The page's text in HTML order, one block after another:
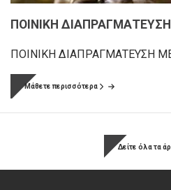
ΠΟΙΝΙΚΗ ΔΙΑΠΡΑΓΜΑΤΕΥΣΗ
ΠΟΙΝΙΚΗ ΔΙΑΠΡΑΓΜΑΤΕΥΣΗ
Μάθετε περισσότερα
Δείτε όλα τα